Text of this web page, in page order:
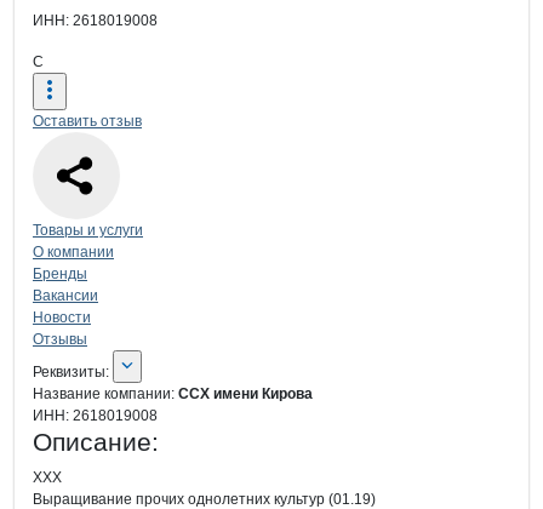
ИНН: 2618019008
С
Оставить отзыв
Навигация по странице
Товары и услуги
О компании
Бренды
Вакансии
Новости
Отзывы
О компании
Реквизиты
Реквизиты:
Название компании: ССХ имени Кирова
ИНН: 2618019008
Описание:
ХХХ
Выращивание прочих однолетних культур (01.19)